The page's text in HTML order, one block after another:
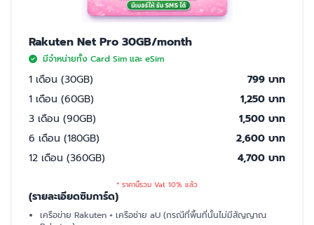
Rakuten Net Pro 30GB/month
มีจำหน่ายทั้ง Card Sim และ eSim
1 เดือน (30GB)
799 บาท
1 เดือน (60GB)
1,250 บาท
3 เดือน (90GB)
1,500 บาท
6 เดือน (180GB)
2,600 บาท
12 เดือน (360GB)
4,700 บาท
* ราคานี้รวม Vat 10% แล้ว
(รายละเอียดซิมการ์ด)
เครือข่าย Rakuten + เครือช่าย aU (กรณีที่พื้นที่นั้นไม่มีสัญญาณ